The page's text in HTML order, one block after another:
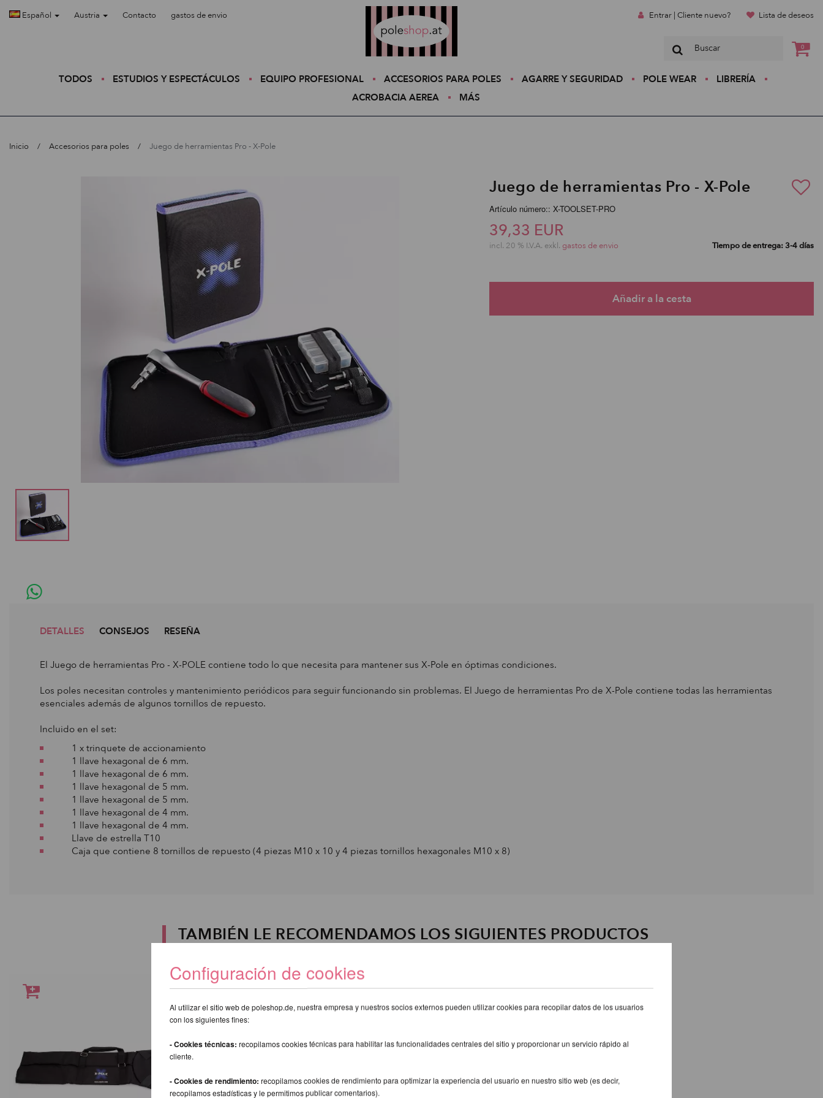
Español Austria Contacto gastos de envio Entrar | Cliente nuevo? Lista de deseos
0
TODOS ESTUDIOS Y ESPECTÁCULOS EQUIPO PROFESIONAL ACCESORIOS PARA POLES AGARRE Y SEGURIDAD POLE WEAR
LIBRERÍA
ACROBACIA AEREA
MÁS
Inicio Accesorios para poles Juego de herramientas Pro - X-Pole
Juego de herramientas Pro - X-Pole
Artículo número:: X-TOOLSET-PRO
39,33 EUR
incl. 20 % I.V.A. exkl. gastos de envio Tiempo de entrega: 3-4 días
DETALLES CONSEJOS RESEÑA
El Juego de herramientas Pro - X-POLE contiene todo lo que necesita para mantener sus X-Pole en óptimas condiciones.
Los poles necesitan controles y mantenimiento periódicos para seguir funcionando sin problemas. El Juego de herramientas Pro de X-Pole contiene todas las herramientas
esenciales además de algunos tornillos de repuesto.
Incluido en el set:
1 x trinquete de accionamiento
1 llave hexagonal de 6 mm.
1 llave hexagonal de 6 mm.
1 llave hexagonal de 5 mm.
1 llave hexagonal de 5 mm.
1 llave hexagonal de 4 mm.
1 llave hexagonal de 4 mm.
Llave de estrella T10
Caja que contiene 8 tornillos de repuesto (4 piezas M10 x 10 y 4 piezas tornillos hexagonales M10 x 8)
TAMBIÉN LE RECOMENDAMOS LOS SIGUIENTES PRODUCTOS
Configuración de cookies
Al utilizar el sitio web de poleshop.de, nuestra empresa y nuestros socios externos pueden utilizar cookies para recopilar datos de los usuarios
con los siguientes fines:
- Cookies técnicas: recopilamos cookies técnicas para habilitar las funcionalidades centrales del sitio y proporcionar un servicio rápido al
cliente.
- Cookies de rendimiento: recopilamos cookies de rendimiento para optimizar la experiencia del usuario en nuestro sitio web (es decir,
recopilamos estadísticas y le permitimos publicar comentarios).